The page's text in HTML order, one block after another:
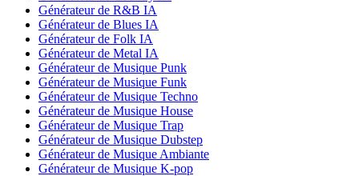
Générateur de R&B IA
Générateur de Blues IA
Générateur de Folk IA
Générateur de Metal IA
Générateur de Musique Punk
Générateur de Musique Funk
Générateur de Musique Techno
Générateur de Musique House
Générateur de Musique Trap
Générateur de Musique Dubstep
Générateur de Musique Ambiante
Générateur de Musique K-pop